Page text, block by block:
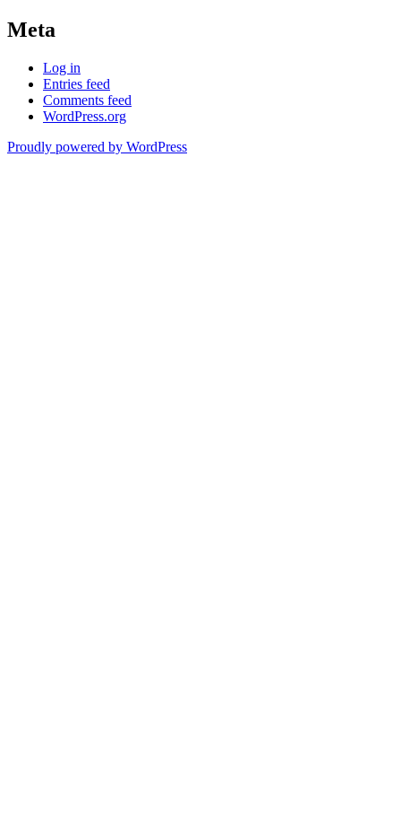
Meta
Log in
Entries feed
Comments feed
WordPress.org
Proudly powered by WordPress